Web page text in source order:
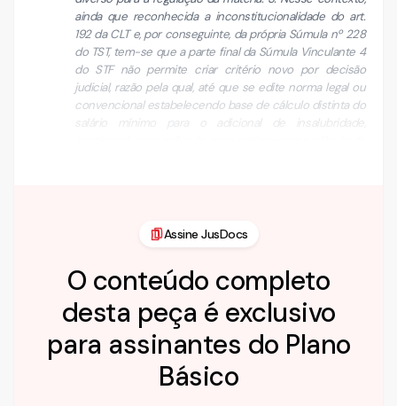
ainda que reconhecida a inconstitucionalidade do art.
192 da CLT e, por conseguinte, da própria Súmula nº 228
do TST, tem-se que a parte final da Súmula Vinculante 4
do STF não permite criar critério novo por decisão
judicial, razão pela qual, até que se edite norma legal ou
convencional estabelecendo base de cálculo distinta do
salário mínimo para o adicional de insalubridade,
Assine JusDocs
O conteúdo completo
desta peça é exclusivo
para assinantes do Plano
Básico